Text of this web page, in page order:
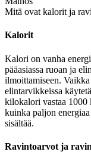
Mitä ovat kalorit ja
Kalorit
Kalori on vanha
pääasiassa ruoan ja
ilmoittamiseen.
elintarvikkeissa
kilokalori vastaa 1000
kuinka paljon
sisältää.
Ravintoarvot ja